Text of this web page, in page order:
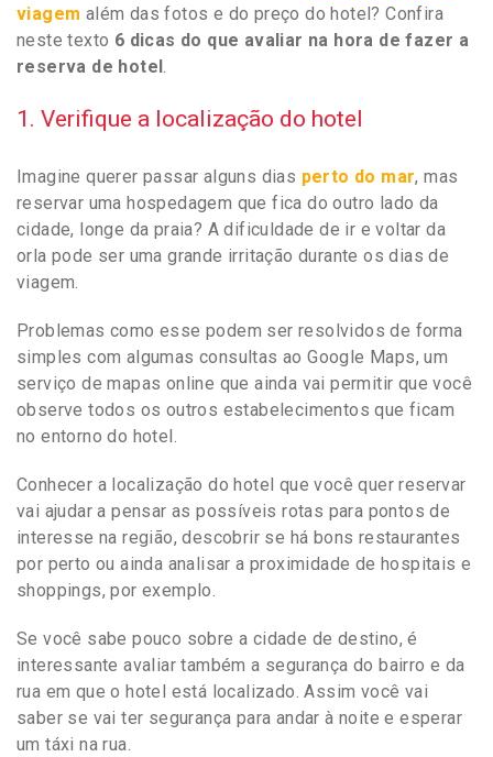
viagem além das fotos e do preço do hotel? Confira
neste texto 6 dicas do que avaliar na hora de fazer a
reserva de hotel.
1. Verifique a localização do hotel
Imagine querer passar alguns dias perto do mar, mas
reservar uma hospedagem que fica do outro lado da
cidade, longe da praia? A dificuldade de ir e voltar da
orla pode ser uma grande irritação durante os dias de
viagem.
Problemas como esse podem ser resolvidos de forma
simples com algumas consultas ao Google Maps, um
serviço de mapas online que ainda vai permitir que você
observe todos os outros estabelecimentos que ficam
no entorno do hotel.
Conhecer a localização do hotel que você quer reservar
vai ajudar a pensar as possíveis rotas para pontos de
interesse na região, descobrir se há bons restaurantes
por perto ou ainda analisar a proximidade de hospitais e
shoppings, por exemplo.
Se você sabe pouco sobre a cidade de destino, é
interessante avaliar também a segurança do bairro e da
rua em que o hotel está localizado. Assim você vai
saber se vai ter segurança para andar à noite e esperar
um táxi na rua.